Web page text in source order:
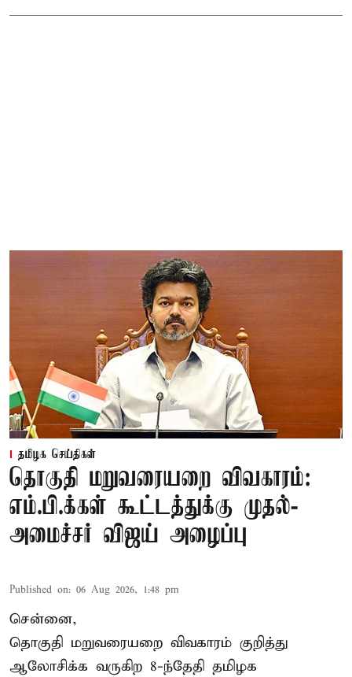
தமிழக செய்திகள்
தொகுதி மறுவரையறை விவகாரம்:
எம்.பி.க்கள் கூட்டத்துக்கு முதல்-
அமைச்சர் விஜய் அழைப்பு
Published on: 06 Aug 2026, 1:48 pm
சென்னை,
தொகுதி மறுவரையறை விவகாரம் குறித்து
ஆலோசிக்க வருகிற 8-ந்தேதி தமிழக